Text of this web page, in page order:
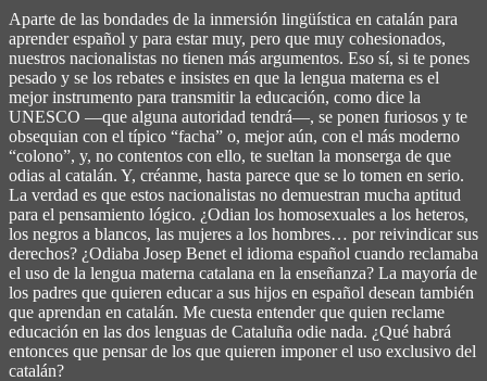
Aparte de las bondades de la inmersión lingüística en catalán para
aprender español y para estar muy, pero que muy cohesionados,
nuestros nacionalistas no tienen más argumentos. Eso sí, si te pones
pesado y se los rebates e insistes en que la lengua materna es el
mejor instrumento para transmitir la educación, como dice la
UNESCO ―que alguna autoridad tendrá―, se ponen furiosos y te
obsequian con el típico “facha” o, mejor aún, con el más moderno
“colono”, y, no contentos con ello, te sueltan la monserga de que
odias al catalán. Y, créanme, hasta parece que se lo tomen en serio.
La verdad es que estos nacionalistas no demuestran mucha aptitud
para el pensamiento lógico. ¿Odian los homosexuales a los heteros,
los negros a blancos, las mujeres a los hombres… por reivindicar sus
derechos? ¿Odiaba Josep Benet el idioma español cuando reclamaba
el uso de la lengua materna catalana en la enseñanza? La mayoría de
los padres que quieren educar a sus hijos en español desean también
que aprendan en catalán. Me cuesta entender que quien reclame
educación en las dos lenguas de Cataluña odie nada. ¿Qué habrá
entonces que pensar de los que quieren imponer el uso exclusivo del
catalán?